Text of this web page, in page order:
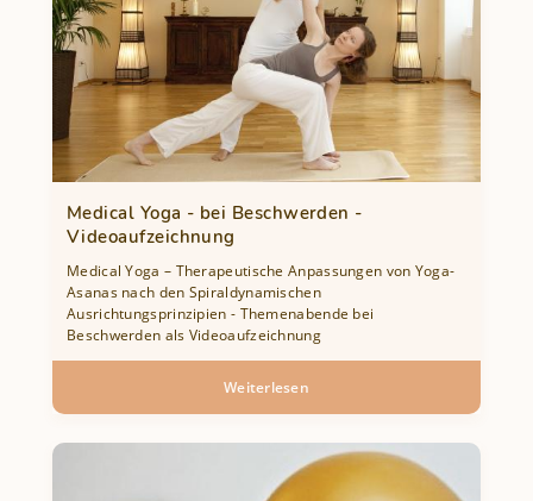
&
Winter
Medical Yoga - bei Beschwerden -
Videoaufzeichnung
Medical Yoga – Therapeutische Anpassungen von Yoga-
Asanas nach den Spiraldynamischen
Ausrichtungsprinzipien - Themenabende bei
Beschwerden als Videoaufzeichnung
Weiterlesen
Medical
Yoga
-